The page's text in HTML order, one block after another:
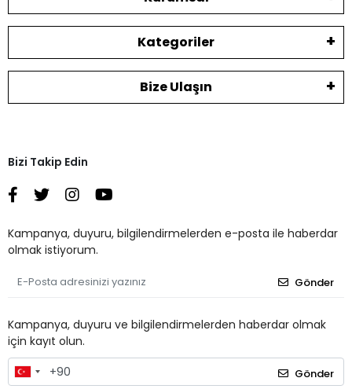
Kategoriler
Bize Ulaşın
Bizi Takip Edin
Kampanya, duyuru, bilgilendirmelerden e-posta ile haberdar
olmak istiyorum.
Gönder
Kampanya, duyuru ve bilgilendirmelerden haberdar olmak
için kayıt olun.
Gönder